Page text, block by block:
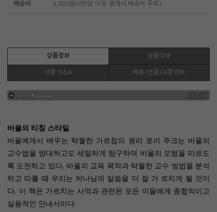
배송비 3,000원(4만원 이상 결제시 배송비 무료)
상품정보 상품리뷰
상품 Q&A 배송/반품/교환정보
바울의 티칭 스타일
바울에게서 배우는 탁월한 가르침의 원리 로이 주크는 바울의
교수법을 방대하고도 세밀하게 탐구하여 바울의 모범을 따르도
록 도전하고 있다. 바울의 교육 목적과 탁월한 교수 방법을 분석
하고 따를 때 우리는 하나님의 말씀을 더 잘 가 르치게 될 것이
다. 이 책은 가르치는 사역과 관련된 모든 이들에게 종합적이고
실용적인 안내서이다.